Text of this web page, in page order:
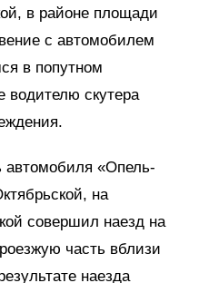
в районе площади
с автомобилем
в попутном
водителю скутера
автомобиля «Опель-
на
совершил наезд на
часть вблизи
наезда